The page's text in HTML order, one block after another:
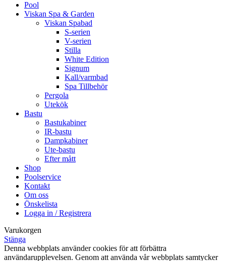
Pool
Viskan Spa & Garden
Viskan Spabad
S-serien
V-serien
Stilla
White Edition
Signum
Kall/varmbad
Spa Tillbehör
Pergola
Utekök
Bastu
Bastukabiner
IR-bastu
Dampkabiner
Ute-bastu
Efter mått
Shop
Poolservice
Kontakt
Om oss
Önskelista
Logga in / Registrera
Varukorgen
Stänga
Denna webbplats använder cookies för att förbättra
användarupplevelsen. Genom att använda vår webbplats samtycker